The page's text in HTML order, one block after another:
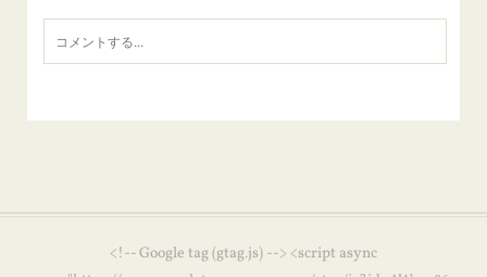
<!-- Google tag (gtag.js) --> <script async